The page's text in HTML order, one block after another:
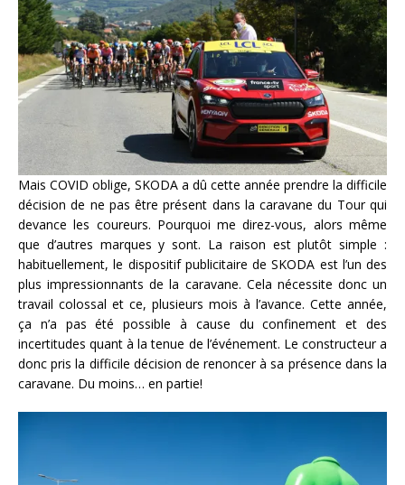
Mais COVID oblige, SKODA a dû cette année prendre la difficile
décision de ne pas être présent dans la caravane du Tour qui
devance les coureurs. Pourquoi me direz-vous, alors même
que d’autres marques y sont. La raison est plutôt simple :
habituellement, le dispositif publicitaire de SKODA est l’un des
plus impressionnants de la caravane. Cela nécessite donc un
travail colossal et ce, plusieurs mois à l’avance. Cette année,
ça n’a pas été possible à cause du confinement et des
incertitudes quant à la tenue de l’événement. Le constructeur a
donc pris la difficile décision de renoncer à sa présence dans la
caravane. Du moins… en partie!